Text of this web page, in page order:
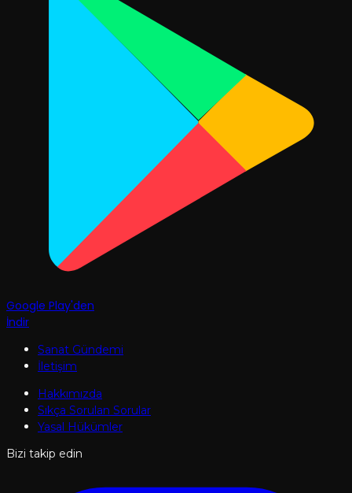
Google Play'den
İndir
Sanat Gündemi
İletişim
Hakkımızda
Sıkça Sorulan Sorular
Yasal Hükümler
Bizi takip edin